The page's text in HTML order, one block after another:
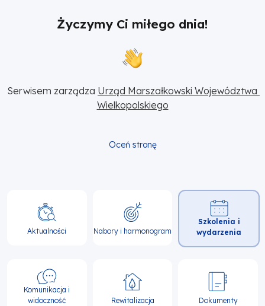
Życzymy Ci miłego dnia!
Serwisem zarządza Urząd Marszałkowski Województwa
Wielkopolskiego
Oceń stronę
Główna
nawigacja
Aktualności Nabory i harmonogram
Szkolenia i
wydarzenia
Komunikacja i
widoczność
Rewitalizacja Dokumenty